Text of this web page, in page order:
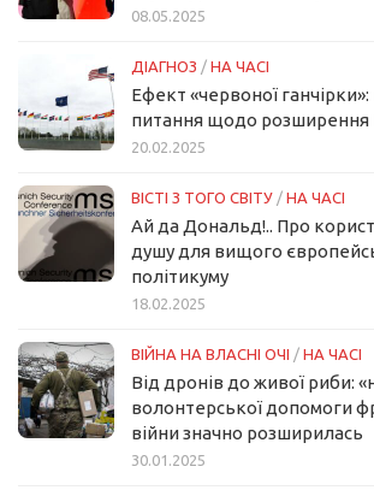
08.05.2025
ДІАГНОЗ / НА ЧАСІ
Ефект «червоної
питання щодо розширення
20.02.2025
ВІСТІ З ТОГО СВІТУ / НА ЧАСІ
Ай да Дональд!.. Про
душу для вищого
політикуму
18.02.2025
ВІЙНА НА ВЛАСНІ ОЧІ / НА ЧАСІ
Від дронів до живої риби:
волонтерської допомоги
війни значно розширилась
30.01.2025